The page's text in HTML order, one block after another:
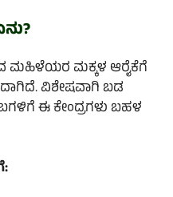
ಮಹಿಳೆಯರ ಮಕ್ಕಳ ಆರೈಕೆಗೆ
ವಿಶೇಷವಾಗಿ ಬಡ
ಈ ಕೇಂದ್ರಗಳು ಬಹಳ